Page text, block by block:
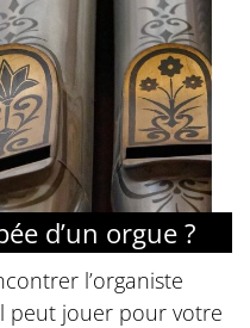
d’un orgue ?
l’organiste
peut jouer pour votre